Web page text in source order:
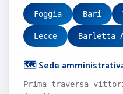
Foggia Bari
Lecce Barletta
🗺️ Sede
Prima traversa